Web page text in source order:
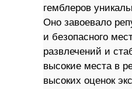
гемблеров
Оно завоевало
и безопасного
развлечений и
высокие места в
высоких оценок